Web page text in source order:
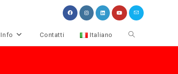
Info Contatti Italiano Attiva/disattiva